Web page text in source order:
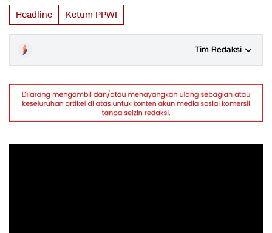
Headline Ketum PPWI
Tim Redaksi